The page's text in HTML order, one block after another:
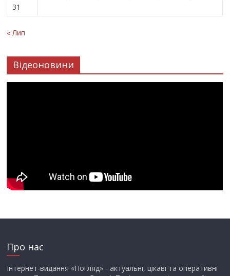
31
« Лип
Відеоновини
Про нас
Інтернет-видання «Погляд» - актуальні, цікаві та оперативні